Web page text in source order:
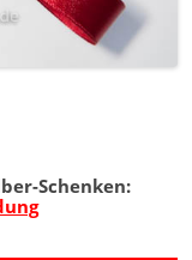
Schenken: